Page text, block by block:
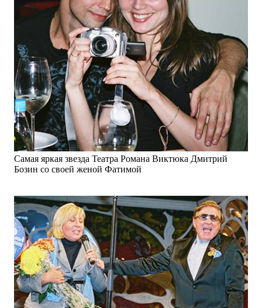
Самая яркая звезда Театра Романа Виктюка Дмитрий
Бозин со своей женой Фатимой